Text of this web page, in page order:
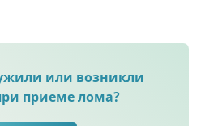
или возникли
приеме лома?